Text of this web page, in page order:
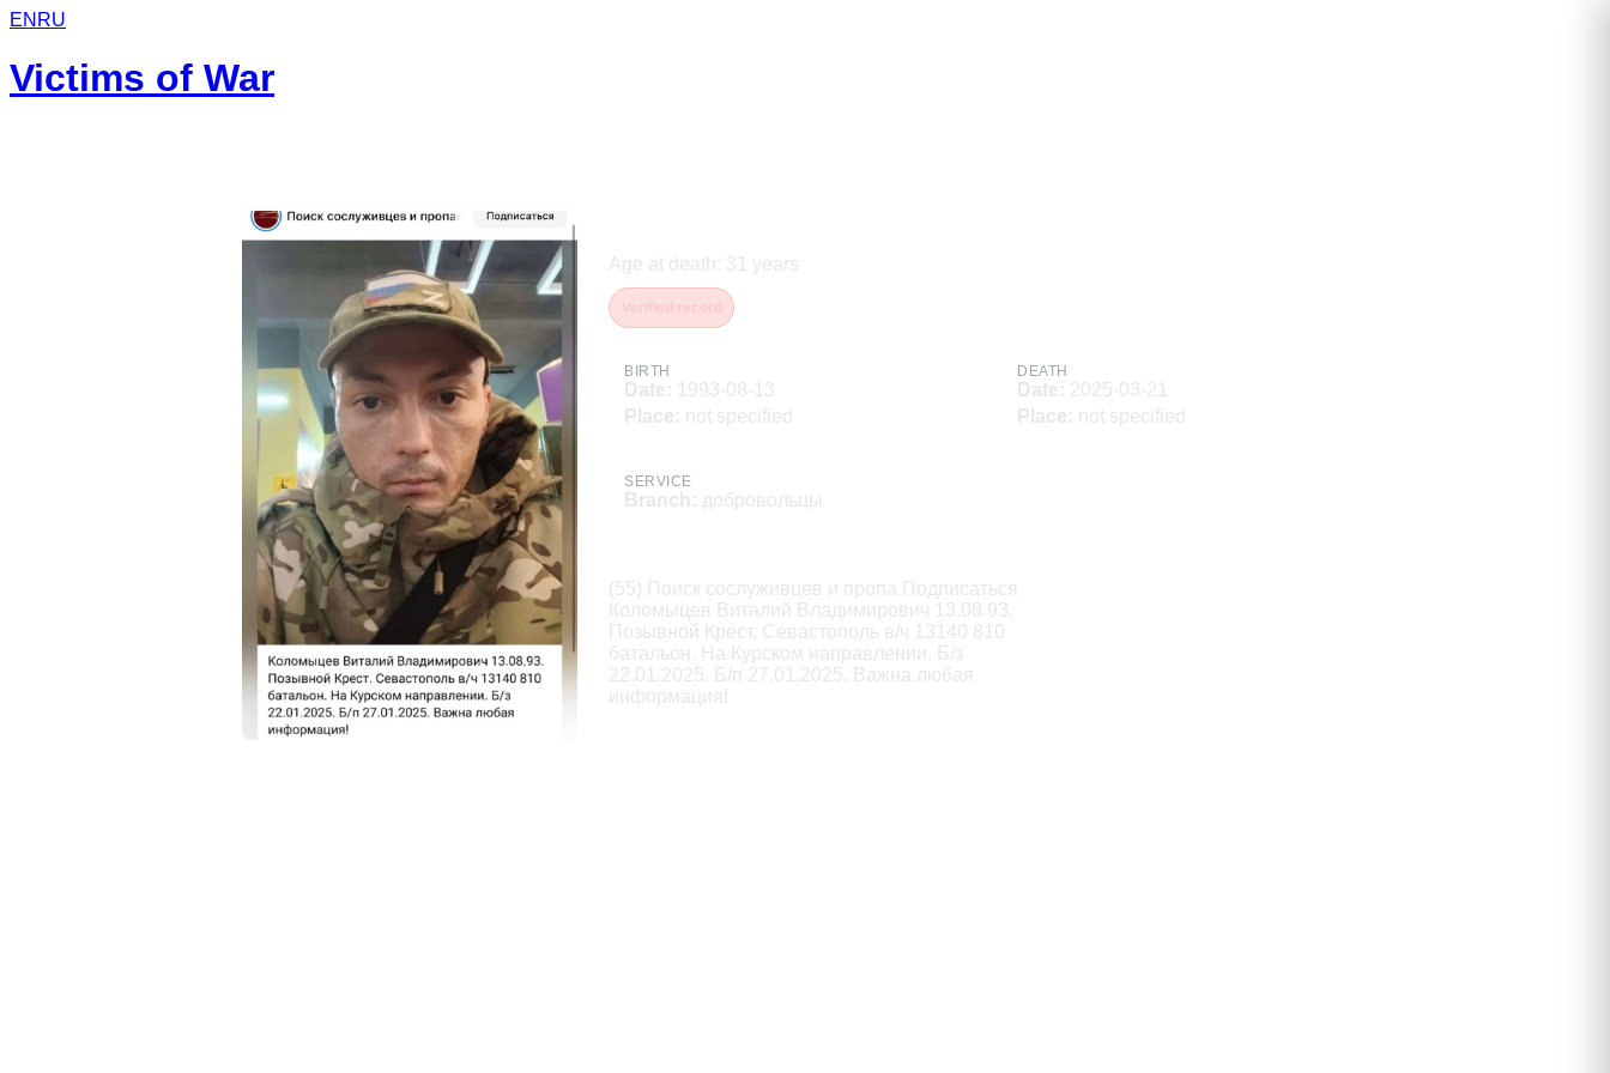
EN RU
Victims of War
Age at death : 31 years
BIRTH
Date: 1993-08-13
Place: not specified
DEATH
Date: 2025-03-21
Place: not specified
SERVICE
Branch : добровольцы
(55) Поиск сослуживцев и пропа Подписаться
Коломыцев Виталий Владимирович 13.08.93.
Позывной Крест. Севастополь в/ч 13140 810
батальон. На Курском направлении. Б/з
22.01.2025. Б/п 27.01.2025. Важна любая
информация!